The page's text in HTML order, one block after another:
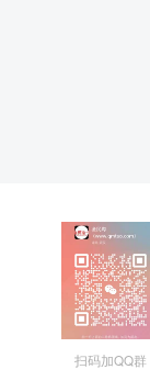
扫码加QQ群